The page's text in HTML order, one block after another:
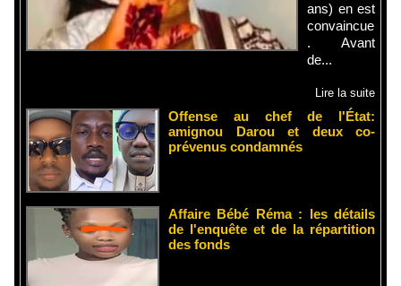
ans) en est
convaincue
. Avant
de...
Lire la suite
Offense au chef de l'État:
amignou Darou et deux co-
prévenus condamnés
Affaire Bébé Réma : les détails
de l'enquête et de la répartition
des fonds